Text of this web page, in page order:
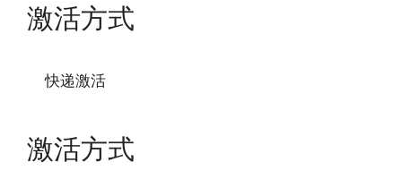
激活方式
快递激活
激活方式